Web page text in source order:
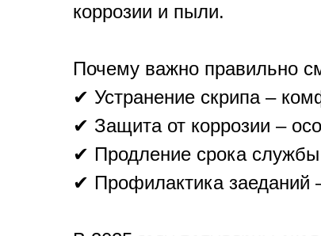
коррозии и пыли.
Почему важно правильно
✔ Устранение скрипа –
✔ Защита от коррозии –
✔ Продление срока службы
✔ Профилактика заеданий